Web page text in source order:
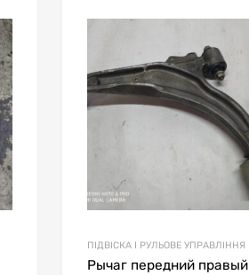
Сравнить товары
ПІДВІСКА І РУЛЬОВЕ УПРАВЛІННЯ
Рычаг передний правый